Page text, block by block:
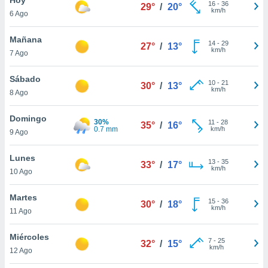
en
más
nuestra
de
cookies
aceptar
6 Ago
29° / 20° 16- 36
km/h
Mañana
7 Ago
27° / 13° 14- 29
km/h
Sábado
8 Ago
30° / 13° 10- 21
km/h
Domingo
9 Ago
30%
0.7 mm
35° / 16° 11 - 28
km/h
Lunes
10 Ago
33° / 17° 13- 35
km/h
Martes
11 Ago
30° / 18° 15- 36
km/h
Miércoles
12 Ago
32° / 15° 7- 25
km/h